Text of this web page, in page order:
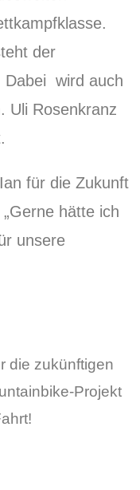
der
Dabei wird auch
Uli Rosenkranz
für die Zukunft
hätte ich
unsere
die zukünftigen
Projekt